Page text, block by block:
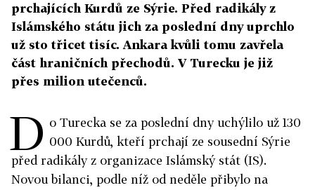
prchajících Kurdů ze Sýrie. Před radikály z
Islámského státu jich za poslední dny uprchlo
už sto třicet tisíc. Ankara kvůli tomu zavřela
část hraničních přechodů. V Turecku je již
přes milion utečenců.
D o Turecka se za poslední dny uchýlilo už 130
000 Kurdů, kteří prchají ze sousední Sýrie
před radikály z organizace Islámský stát (IS).
Novou bilanci, podle níž od neděle přibylo na